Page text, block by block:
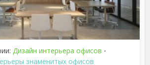
Дизайн интерьера офисов •
знаменитых офисов